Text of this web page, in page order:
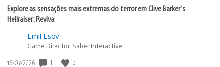
Explore as sensações mais extremas do terror em Clive Barker’s
Hellraiser: Revival
Emil Esov
Game Director, Saber Interactive
Data
16/07/2026 1 3